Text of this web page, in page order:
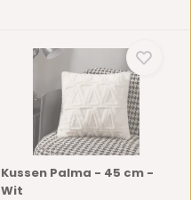
Kussen Palma - 45 cm -
Wit